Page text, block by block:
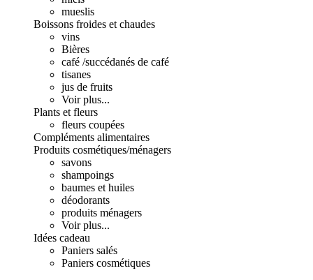
mueslis
Boissons froides et chaudes
vins
Bières
café /succédanés de café
tisanes
jus de fruits
Voir plus...
Plants et fleurs
fleurs coupées
Compléments alimentaires
Produits cosmétiques/ménagers
savons
shampoings
baumes et huiles
déodorants
produits ménagers
Voir plus...
Idées cadeau
Paniers salés
Paniers cosmétiques